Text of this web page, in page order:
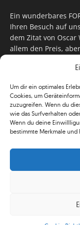
Um dir ein optimales
Cookies, um
zuzugreifen. Wenn du
wie das Surfverhalten
Wenn du deine
bestimmte Merkmale
Ein wunderbares
Ihren Besuch auf
dem Zitat von Oscar
allem den Preis,
für Monat unser
zu versorgen. Im
unseren Social
klassischen